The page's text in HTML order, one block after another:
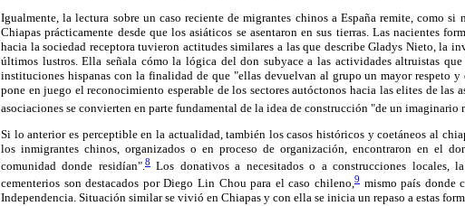
Igualmente, la lectura sobre un caso reciente de migrantes chinos a España remite, como
Chiapas prácticamente desde que los asiáticos se asentaron en sus tierras. Las nacientes
hacia la sociedad receptora tuvieron actitudes similares a las que describe Gladys Nieto, la
últimos lustros. Ella señala cómo la lógica del don subyace a las actividades altruistas que
instituciones hispanas con la finalidad de que "ellas devuelvan al grupo un mayor respeto y
pone en juego el reconocimiento esperable de los sectores autóctonos hacia las elites de las
asociaciones se convierten en parte fundamental de la idea de construcción "de un
Si lo anterior es perceptible en la actualidad, también los casos históricos y coetáneos al
los inmigrantes chinos, organizados o en proceso de organización, encontraron en el
comunidad donde residían".8Los donativos a necesitados o a construcciones locales,
cementerios son destacados por Diego Lin Chou para el caso chileno,9 mismo país donde
Independencia. Situación similar se vivió en Chiapas y con ella se inicia un repaso a estas